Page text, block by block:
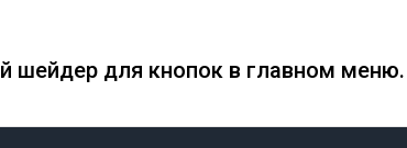
шейдер для кнопок в главном меню.